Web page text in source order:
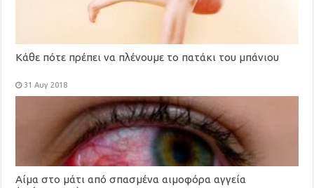
Κάθε πότε πρέπει να πλένουμε το πατάκι του μπάνιου
31 Αυγ 2018
Αίμα στο μάτι από σπασμένα αιμοφόρα αγγεία